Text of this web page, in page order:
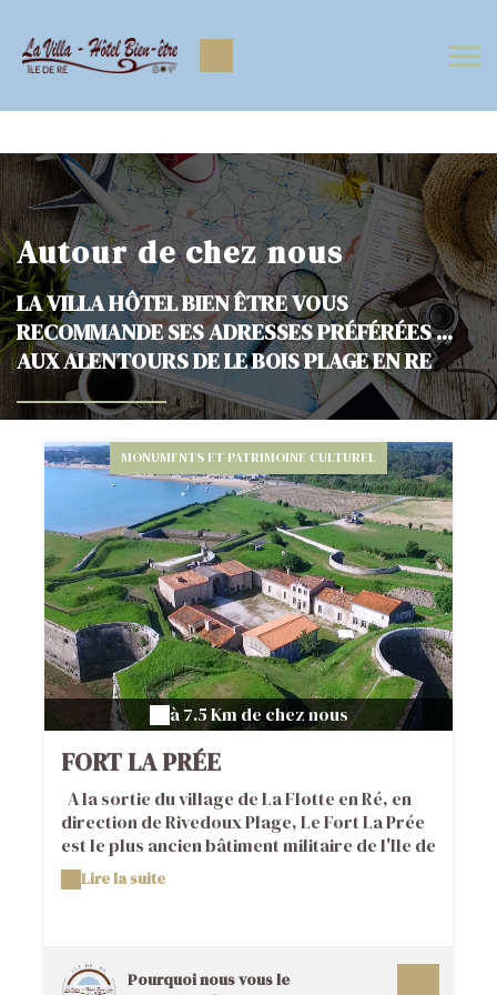
Autour de chez nous
LA VILLA HÔTEL BIEN ÊTRE VOUS
RECOMMANDE SES ADRESSES PRÉFÉRÉES ...
AUX ALENTOURS DE LE BOIS PLAGE EN RE
MONUMENTS ET PATRIMOINE CULTUREL
à 7.5 Km de chez nous
FORT LA PRÉE
A la sortie du village de La Flotte en Ré, en
direction de Rivedoux Plage, Le Fort La Prée
est le plus ancien bâtiment militaire de l'Ile de
Ré ; propriété du CNOSAP (Comité National
des œuvres Sociales, culturelles et sportives
historiques depuis 2008. Laissez-vous
conter l'histoire de ce monument unique
Lire la suite
Pourquoi nous vous le